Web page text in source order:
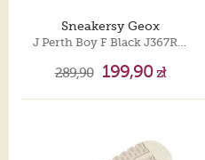
Sneakersy Geox
289,90 199,90zł